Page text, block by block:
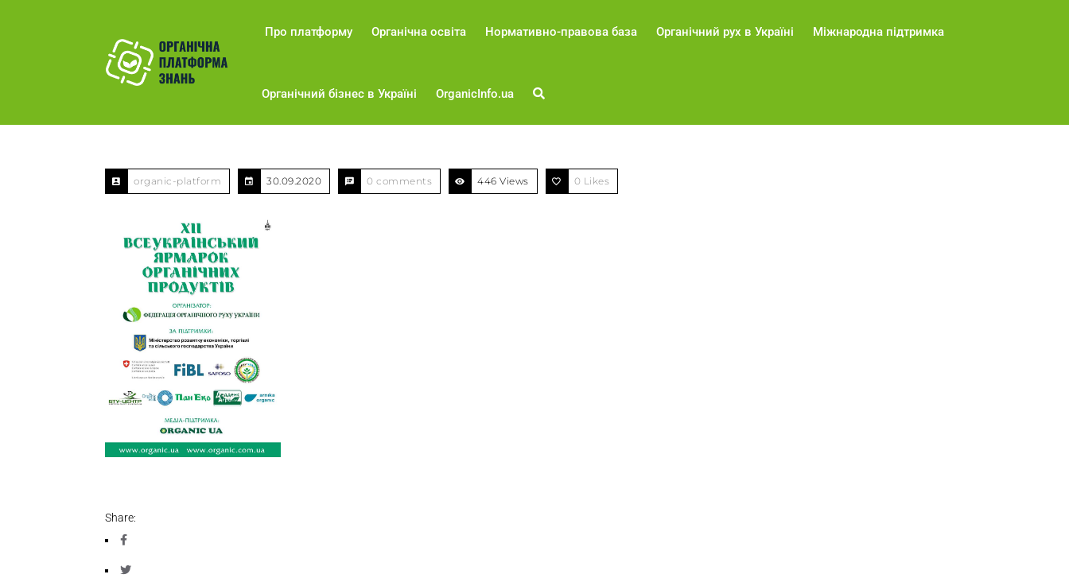
Про платформу Органічна освіта Нормативно-правова база Органічний рух в Україні Міжнародна підтримка
Органічний бізнес в Україні OrganicInfo.ua
organic-platform 30.09.2020 0 comments 446 Views 0 Likes
Share: